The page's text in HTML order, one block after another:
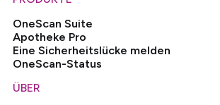
OneScan Suite
Apotheke Pro
Eine Sicherheitslücke melden
OneScan-Status
ÜBER